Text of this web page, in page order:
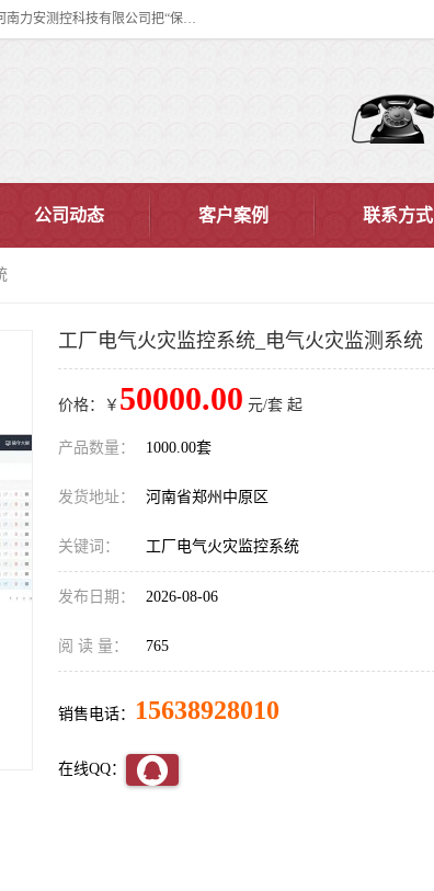
河南力安测控科技有限公司专注提供智慧消防管理系统,智慧消防系统,智慧消防云平台等设备能源管理大数据服务。河南力安测控科技有限公司把“保障设备运行安全可控,让设备管理变得简单”确定为力安的历史使命。
公司动态 客户案例 联系方式
工厂电气火灾监控系统_电气火灾监测系统
价格：￥ 50000.00 元/套 起
产品数量： 1000.00套
发货地址： 河南省郑州中原区
关键词： 工厂电气火灾监控系统
发布日期： 2026-08-06
阅 读 量： 765
销售电话： 15638928010
在线QQ：